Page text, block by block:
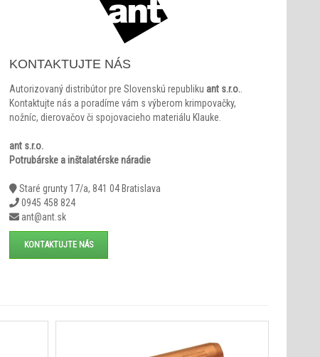
KONTAKTUJTE NÁS
Autorizovaný distribútor pre Slovenskú republiku ant s.r.o.
Kontaktujte nás a poradíme vám s výberom krimpovačky,
nožníc, dierovačov či spojovacieho materiálu Klauke.
ant s.r.o.
Potrubárske a inštalatérske náradie
Staré grunty 17/a, 841 04 Bratislava
0945 458 824
ant@ant.sk
KONTAKTUJTE NÁS